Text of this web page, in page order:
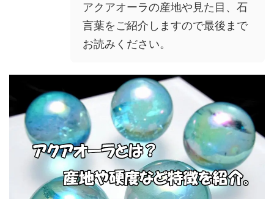
アクアオーラの産地や見た目、石
言葉をご紹介しますので最後まで
お読みください。